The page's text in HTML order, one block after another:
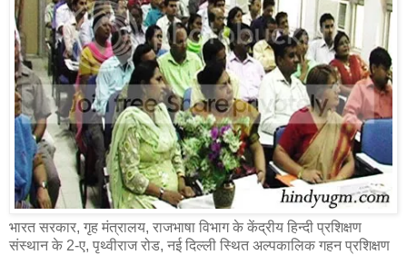
भारत सरकार, गृह मंत्रालय, राजभाषा विभाग के केंद्रीय हिन्दी प्रशिक्षण
संस्थान के 2-ए, पृथ्वीराज रोड, नई दिल्ली स्थित अल्पकालिक गहन प्रशिक्षण